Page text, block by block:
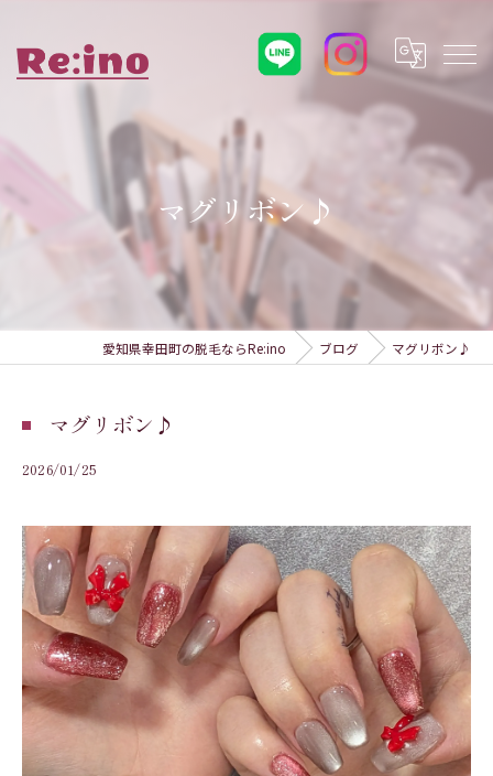
マグリボン♪
愛知県幸田町の脱毛ならRe:ino ブログ マグリボン♪
マグリボン♪
2026/01/25